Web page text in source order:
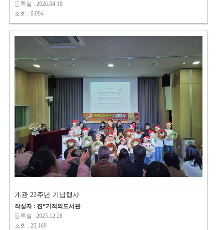
등록일 : 2026.04.18
조회 : 6,094
개관 22주년 기념행사
작성자 : 진*기적의도서관
등록일 : 2025.12.28
조회 : 26,169